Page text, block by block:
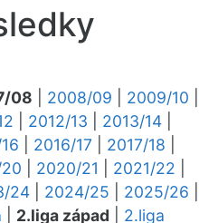
08 2008/09 2009/10
2012/13 2013/14
2016/17 2017/18
2020/21 2021/22
24 2024/25 2025/26
2.liga západ
2.liga